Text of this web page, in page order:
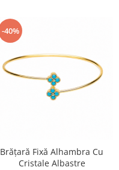
-40%
Brățară Fixă Alhambra Cu
Cristale Albastre